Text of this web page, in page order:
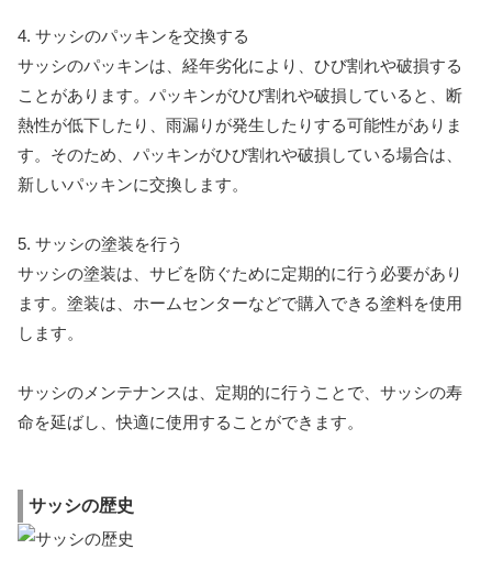
4. サッシのパッキンを交換する
サッシのパッキンは、経年劣化により、ひび割れや破損する
ことがあります。パッキンがひび割れや破損していると、断
熱性が低下したり、雨漏りが発生したりする可能性がありま
す。そのため、パッキンがひび割れや破損している場合は、
新しいパッキンに交換します。
5. サッシの塗装を行う
サッシの塗装は、サビを防ぐために定期的に行う必要があり
ます。塗装は、ホームセンターなどで購入できる塗料を使用
します。
サッシのメンテナンスは、定期的に行うことで、サッシの寿
命を延ばし、快適に使用することができます。
サッシの歴史